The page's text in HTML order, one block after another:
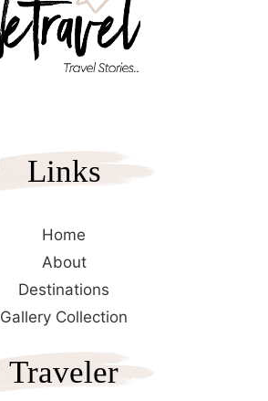
Links
Home
About
Destinations
Gallery Collection
Traveler